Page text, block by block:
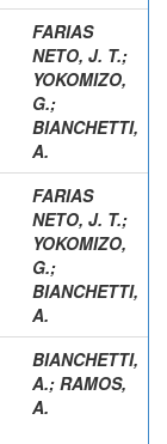
FARIAS
NETO, J. T.;
YOKOMIZO,
G.;
BIANCHETTI,
A.
FARIAS
NETO, J. T.;
YOKOMIZO,
G.;
BIANCHETTI,
A.
BIANCHETTI,
A.; RAMOS,
A.